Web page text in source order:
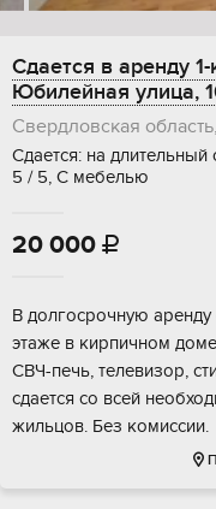
Сдается в аренду
Юбилейная улица,
Свердловская
Сдается: на
5 / 5, С мебелью
20 000 
В долгосрочную аренду
этаже в кирпичном
СВЧ-печь, телевизор,
сдается со всей
жильцов. Без комиссии.